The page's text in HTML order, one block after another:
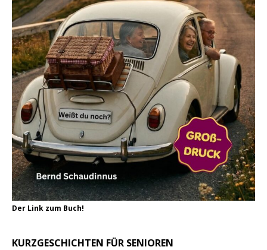
Der Link zum Buch!
KURZGESCHICHTEN FÜR SENIOREN